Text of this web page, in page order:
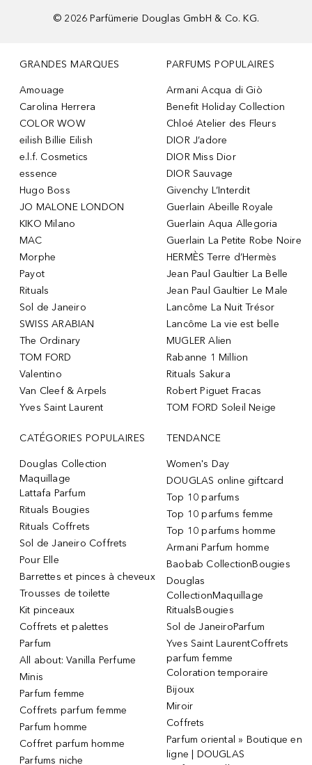
© 2026 Parfümerie Douglas GmbH & Co. KG.
GRANDES MARQUES
Amouage
Carolina Herrera
COLOR WOW
eilish Billie Eilish
e.l.f. Cosmetics
essence
Hugo Boss
JO MALONE LONDON
KIKO Milano
MAC
Morphe
Payot
Rituals
Sol de Janeiro
SWISS ARABIAN
The Ordinary
TOM FORD
Valentino
Van Cleef & Arpels
Yves Saint Laurent
PARFUMS POPULAIRES
Armani Acqua di Giò
Benefit Holiday Collection
Chloé Atelier des Fleurs
DIOR J’adore
DIOR Miss Dior
DIOR Sauvage
Givenchy L’Interdit
Guerlain Abeille Royale
Guerlain Aqua Allegoria
Guerlain La Petite Robe Noire
HERMÈS Terre d’Hermès
Jean Paul Gaultier La Belle
Jean Paul Gaultier Le Male
Lancôme La Nuit Trésor
Lancôme La vie est belle
MUGLER Alien
Rabanne 1 Million
Rituals Sakura
Robert Piguet Fracas
TOM FORD Soleil Neige
CATÉGORIES POPULAIRES
Douglas Collection
Maquillage
Lattafa Parfum
Rituals Bougies
Rituals Coffrets
Sol de Janeiro Coffrets
Pour Elle
Barrettes et pinces à cheveux
Trousses de toilette
Kit pinceaux
Coffrets et palettes
Parfum
All about: Vanilla Perfume
Minis
Parfum femme
Coffrets parfum femme
Parfum homme
Coffret parfum homme
Parfums niche
TENDANCE
Women's Day
DOUGLAS online giftcard
Top 10 parfums
Top 10 parfums femme
Top 10 parfums homme
Armani Parfum homme
Baobab CollectionBougies
Douglas
CollectionMaquillage
RitualsBougies
Sol de JaneiroParfum
Yves Saint LaurentCoffrets
parfum femme
Coloration temporaire
Bijoux
Miroir
Coffrets
Parfum oriental » Boutique en
ligne | DOUGLAS